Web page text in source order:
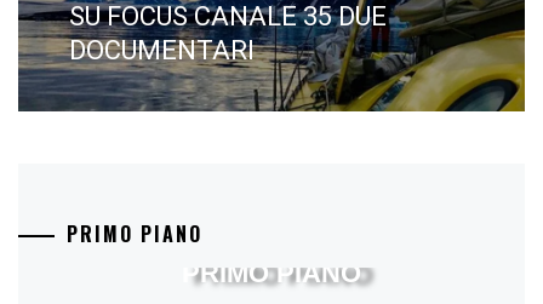
Next
post:
SU FOCUS CANALE 35 DUE
DOCUMENTARI
PRIMO PIANO
PRIMO PIANO